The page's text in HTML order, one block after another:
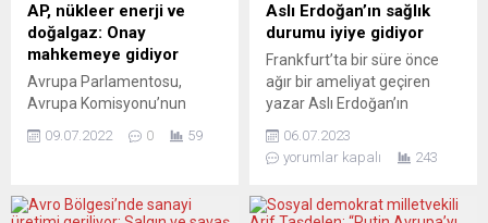
AP, nükleer enerji ve
doğalgaz: Onay
mahkemeye gidiyor
Avrupa Parlamentosu,
Avrupa Komisyonu’nun
nükleer enerji ve doğalgaz
sınıflandırma önerisini
09.07.2022 0 59
Aslı Erdoğan’ın sağlık
durumu iyiye gidiyor
Frankfurt’ta bir süre önce
ağır bir ameliyat geçiren
yazar Aslı Erdoğan’ın
öğrenildi. Köln merkezli
Türkiye Almanya Kültür
göre Türkiye’de hakkında
06.07.2023
yorumlar kapalı
243